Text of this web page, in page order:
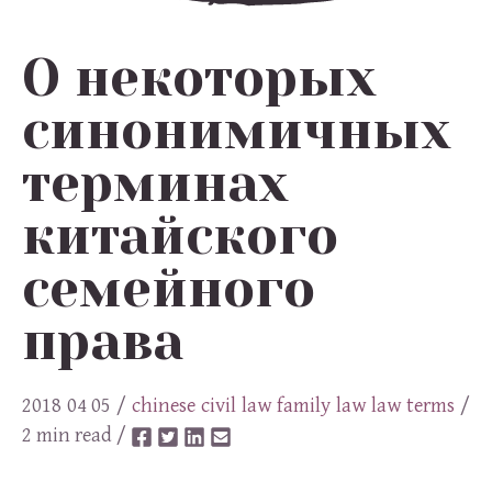
О некоторых
синонимичных
терминах
китайского
семейного
права
2018 04 05 / chinesecivil lawfamily lawlawterms
2 min read /